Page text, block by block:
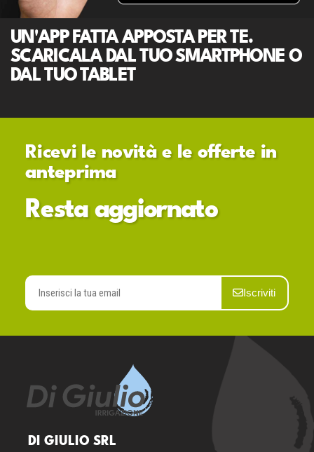
UN'APP FATTA APPOSTA PER TE.
SCARICALA DAL TUO SMARTPHONE O
DAL TUO TABLET
Ricevi le novità e le offerte in
anteprima
Resta aggiornato
Iscriviti
DI GIULIO SRL